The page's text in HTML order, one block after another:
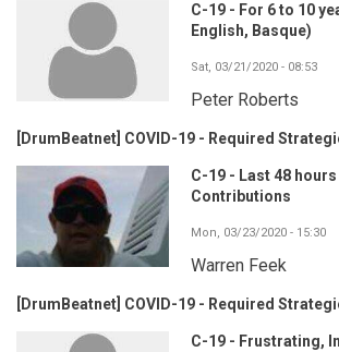
C-19 - For 6 to 10
English, Basque)
Sat, 03/21/2020 - 08:53
Peter Roberts
[DrumBeatnet] COVID-19 - Required
C-19 - Last 48
Contributions
Mon, 03/23/2020 - 15:30
Warren Feek
[DrumBeatnet] COVID-19 - Required
C-19 - Frustrating,